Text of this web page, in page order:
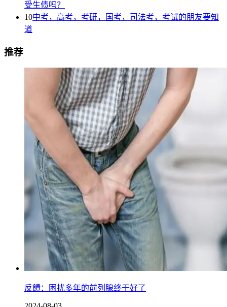
受生债吗？
10中考，高考，考研，国考，司法考，考试的朋友要知
道
推荐
反饋：困扰多年的前列腺终于好了